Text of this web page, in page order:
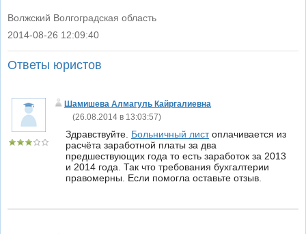
Волжский Волгоградская область
|
2014-08-26 12:09:40
Ответы юристов
Шамишева Алмагуль Кайргалиевна
(26.08.2014 в 13:03:57)
Здравствуйте. Больничный листоплачивается из
расчёта заработной платы за два
предшествующих года то есть заработок за 2013
и 2014 года. Так что требования бухгалтерии
правомерны. Если помогла оставьте отзыв.